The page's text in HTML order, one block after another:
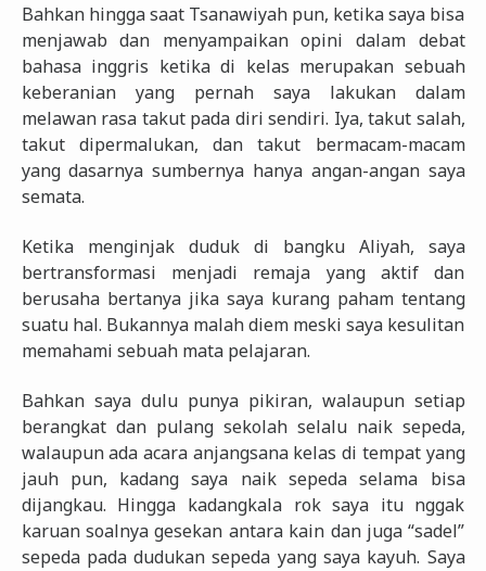
Bahkan hingga saat Tsanawiyah pun, ketika saya bisa
menjawab dan menyampaikan opini dalam debat
bahasa inggris ketika di kelas merupakan sebuah
keberanian yang pernah saya lakukan dalam
melawan rasa takut pada diri sendiri. Iya, takut salah,
takut dipermalukan, dan takut bermacam-macam
yang dasarnya sumbernya hanya angan-angan saya
semata.
Ketika menginjak duduk di bangku Aliyah, saya
bertransformasi menjadi remaja yang aktif dan
berusaha bertanya jika saya kurang paham tentang
suatu hal. Bukannya malah diem meski saya kesulitan
memahami sebuah mata pelajaran.
Bahkan saya dulu punya pikiran, walaupun setiap
berangkat dan pulang sekolah selalu naik sepeda,
walaupun ada acara anjangsana kelas di tempat yang
jauh pun, kadang saya naik sepeda selama bisa
dijangkau. Hingga kadangkala rok saya itu nggak
karuan soalnya gesekan antara kain dan juga “sadel”
sepeda pada dudukan sepeda yang saya kayuh. Saya